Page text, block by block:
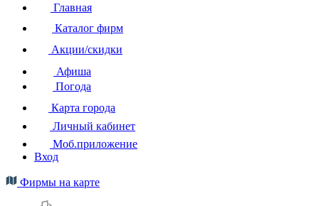
Главная
Каталог фирм
Акции/скидки
Афиша
Погода
Карта города
Личный кабинет
Моб.приложение
Вход
Фирмы на карте